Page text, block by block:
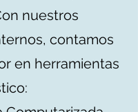
nuestros
contamos
en herramientas